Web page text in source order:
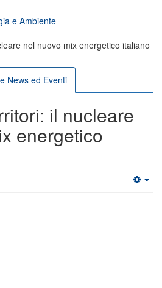
e Ambiente
nel nuovo mix energetico italiano
News ed Eventi
il nucleare
energetico